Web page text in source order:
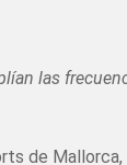
las
de